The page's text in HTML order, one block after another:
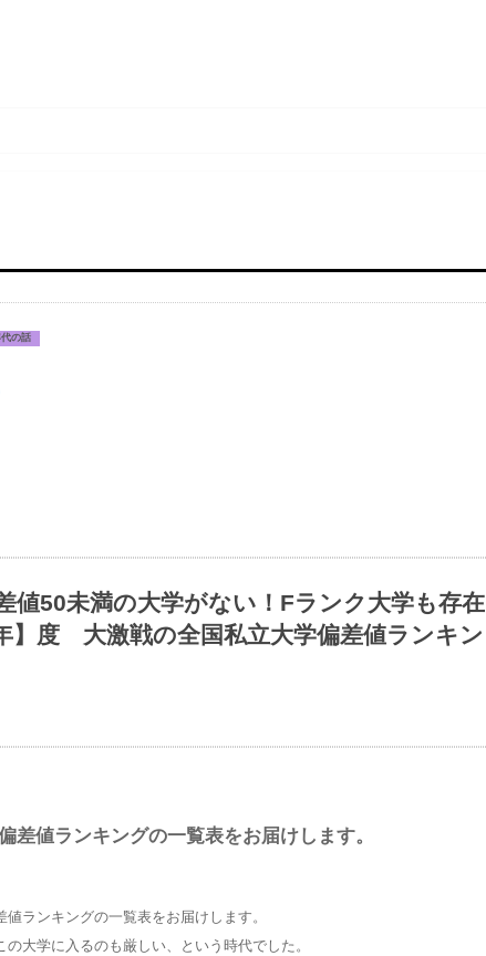
の話
値50未満の大学がない！Fランク大学も存在
】度 大激戦の全国私立大学偏差値ランキン
差値ランキングの一覧表をお届けします。
ランキングの一覧表をお届けします。
大学に入るのも厳しい、という時代でした。